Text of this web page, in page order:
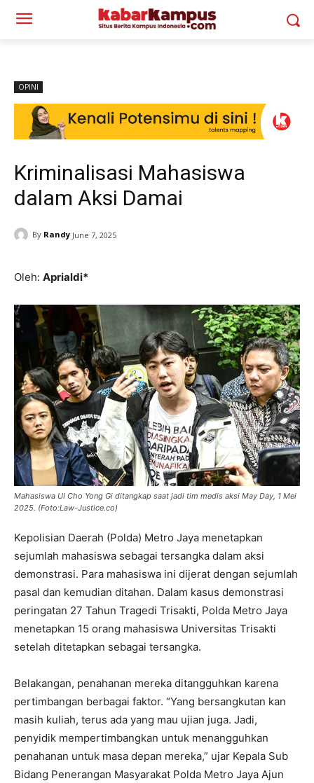
OPINI
Kriminalisasi Mahasiswa
dalam Aksi Damai
By Randy June 7, 2025
Oleh: Aprialdi*
Mahasiswa UI Cho Yong Gi ditangkap saat jadi tim medis aksi May Day, 1 Mei
2025. (Foto:Law-Justice.co)
Kepolisian Daerah (Polda) Metro Jaya menetapkan
sejumlah mahasiswa sebagai tersangka dalam aksi
demonstrasi. Para mahasiswa ini dijerat dengan sejumlah
pasal dan kemudian ditahan. Dalam kasus demonstrasi
peringatan 27 Tahun Tragedi Trisakti, Polda Metro Jaya
menetapkan 15 orang mahasiswa Universitas Trisakti
setelah ditetapkan sebagai tersangka.
Belakangan, penahanan mereka ditangguhkan karena
pertimbangan berbagai faktor. “Yang bersangkutan kan
masih kuliah, terus ada yang mau ujian juga. Jadi,
penyidik mempertimbangkan untuk menangguhkan
penahanan untuk masa depan mereka,” ujar Kepala Sub
Bidang Penerangan Masyarakat Polda Metro Jaya Ajun